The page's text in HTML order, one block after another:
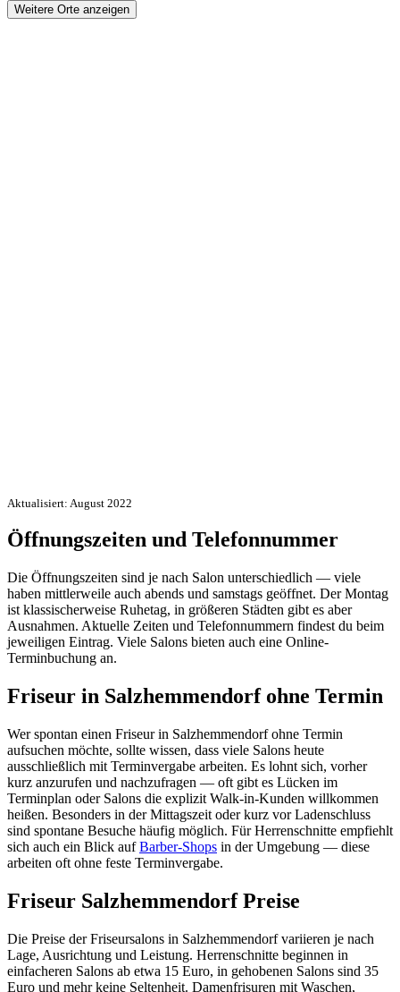
Weitere Orte anzeigen
Aktualisiert: August 2022
Öffnungszeiten und Telefonnummer
Die Öffnungszeiten sind je nach Salon unterschiedlich — viele
haben mittlerweile auch abends und samstags geöffnet. Der Montag
ist klassischerweise Ruhetag, in größeren Städten gibt es aber
Ausnahmen. Aktuelle Zeiten und Telefonnummern findest du beim
jeweiligen Eintrag. Viele Salons bieten auch eine Online-
Terminbuchung an.
Friseur in Salzhemmendorf ohne Termin
Wer spontan einen Friseur in Salzhemmendorf ohne Termin
aufsuchen möchte, sollte wissen, dass viele Salons heute
ausschließlich mit Terminvergabe arbeiten. Es lohnt sich, vorher
kurz anzurufen und nachzufragen — oft gibt es Lücken im
Terminplan oder Salons die explizit Walk-in-Kunden willkommen
heißen. Besonders in der Mittagszeit oder kurz vor Ladenschluss
sind spontane Besuche häufig möglich. Für Herrenschnitte empfiehlt
sich auch ein Blick aufBarber-Shops in der Umgebung — diese
arbeiten oft ohne feste Terminvergabe.
Friseur Salzhemmendorf Preise
Die Preise der Friseursalons in Salzhemmendorf variieren je nach
Lage, Ausrichtung und Leistung. Herrenschnitte beginnen in
einfacheren Salons ab etwa 15 Euro, in gehobenen Salons sind 35
Euro und mehr keine Seltenheit. Damenfrisuren mit Waschen,